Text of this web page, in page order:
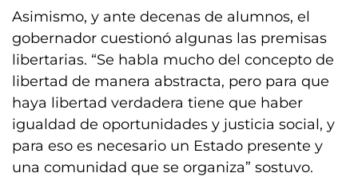
Asimismo, y ante decenas de alumnos, el
gobernador cuestionó algunas las premisas
libertarias. “Se habla mucho del concepto de
libertad de manera abstracta, pero para que
haya libertad verdadera tiene que haber
igualdad de oportunidades y justicia social, y
para eso es necesario un Estado presente y
una comunidad que se organiza” sostuvo.